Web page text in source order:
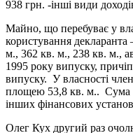
938 грн. -інші види
Майно, що перебуває у
користування
м., 362 кв. м., 238 кв. м.,
1995 року випуску,
випуску. У власності
площею 53,8 кв. м.. Сума
інших фінансових
Олег Кух другий раз